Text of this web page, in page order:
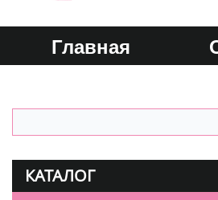
Главная
КАТАЛОГ